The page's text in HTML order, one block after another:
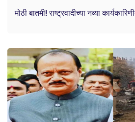
मोठी बातमी! राष्ट्रवादीच्या नव्या